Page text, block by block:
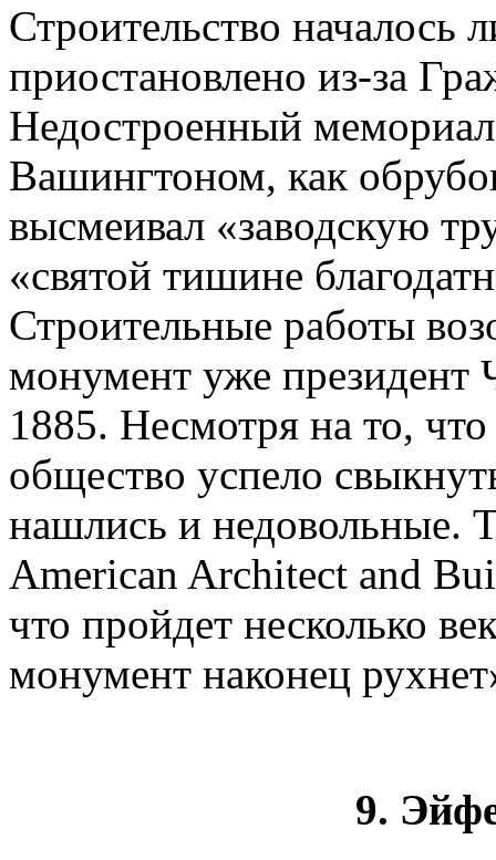
Строительство началось
приостановлено из-за
Недостроенный
Вашингтоном, как
высмеивал «заводскую
«святой тишине
Строительные работы
монумент уже президент
1885. Несмотря на то, что
общество успело
нашлись и недовольные.
American Architect and
что пройдет несколько
монумент наконец
9.